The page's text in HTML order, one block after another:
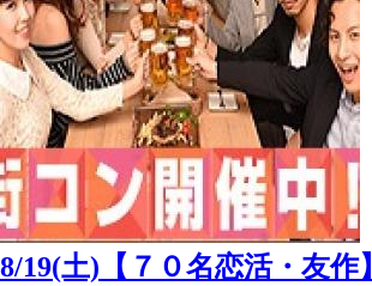
8/19(土)【７０名恋活・友